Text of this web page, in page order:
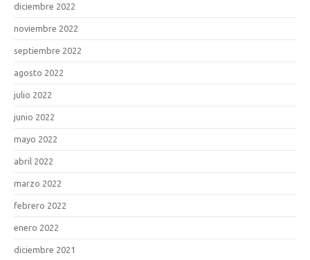
diciembre 2022
noviembre 2022
septiembre 2022
agosto 2022
julio 2022
junio 2022
mayo 2022
abril 2022
marzo 2022
febrero 2022
enero 2022
diciembre 2021